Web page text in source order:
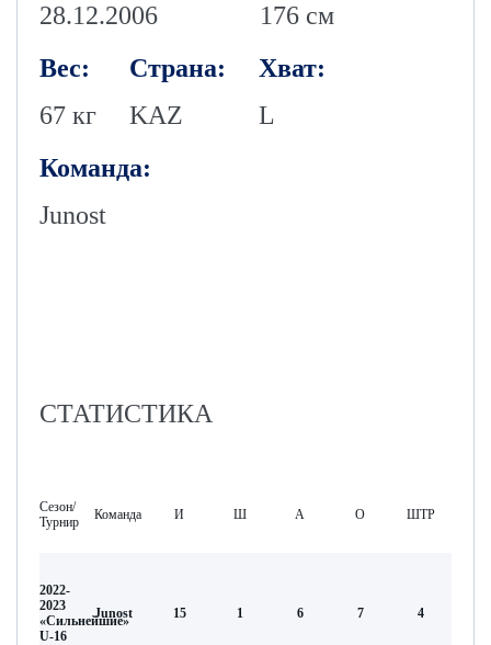
28.12.2006
176 см
Вес:
67 кг
Страна:
KAZ
Хват:
L
Команда:
Junost
СТАТИСТИКА
Сезон/
Турнир
Команда И Ш А О ШТР
2022-
2023
«Сильнейшие»
U-16
Junost 15 1 6 7 4